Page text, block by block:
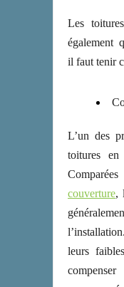
Les
également
il faut tenir
L’un des
toitures
couverture,
leurs